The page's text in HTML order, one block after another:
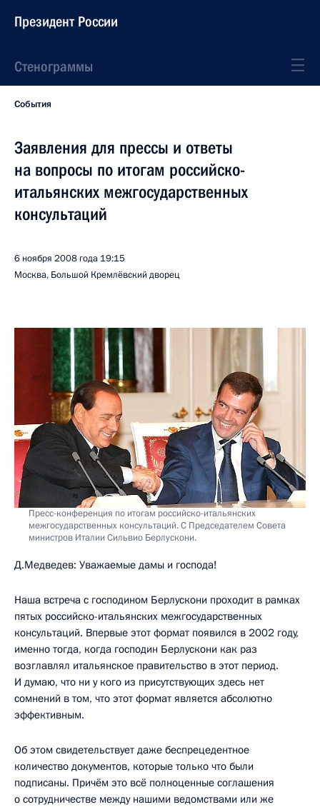
Президент России
Стенограммы
События
Заявления для прессы и ответы
на вопросы по итогам российско-
итальянских межгосударственных
консультаций
6 ноября 2008 года 19:15
Москва, Большой Кремлёвский дворец
Пресс-конференция по итогам российско-итальянских
межгосударственных консультаций. С Председателем Совета
министров Италии Сильвио Берлускони.
Д.Медведев: Уважаемые дамы и господа!
Наша встреча с господином Берлускони проходит в рамках
пятых российско-итальянских межгосударственных
консультаций. Впервые этот формат появился в 2002 году,
именно тогда, когда господин Берлускони как раз
возглавлял итальянское правительство в этот период.
И думаю, что ни у кого из присутствующих здесь нет
сомнений в том, что этот формат является абсолютно
эффективным.
Об этом свидетельствует даже беспрецедентное
количество документов, которые только что были
подписаны. Причём это всё полноценные соглашения
о сотрудничестве между нашими ведомствами или же